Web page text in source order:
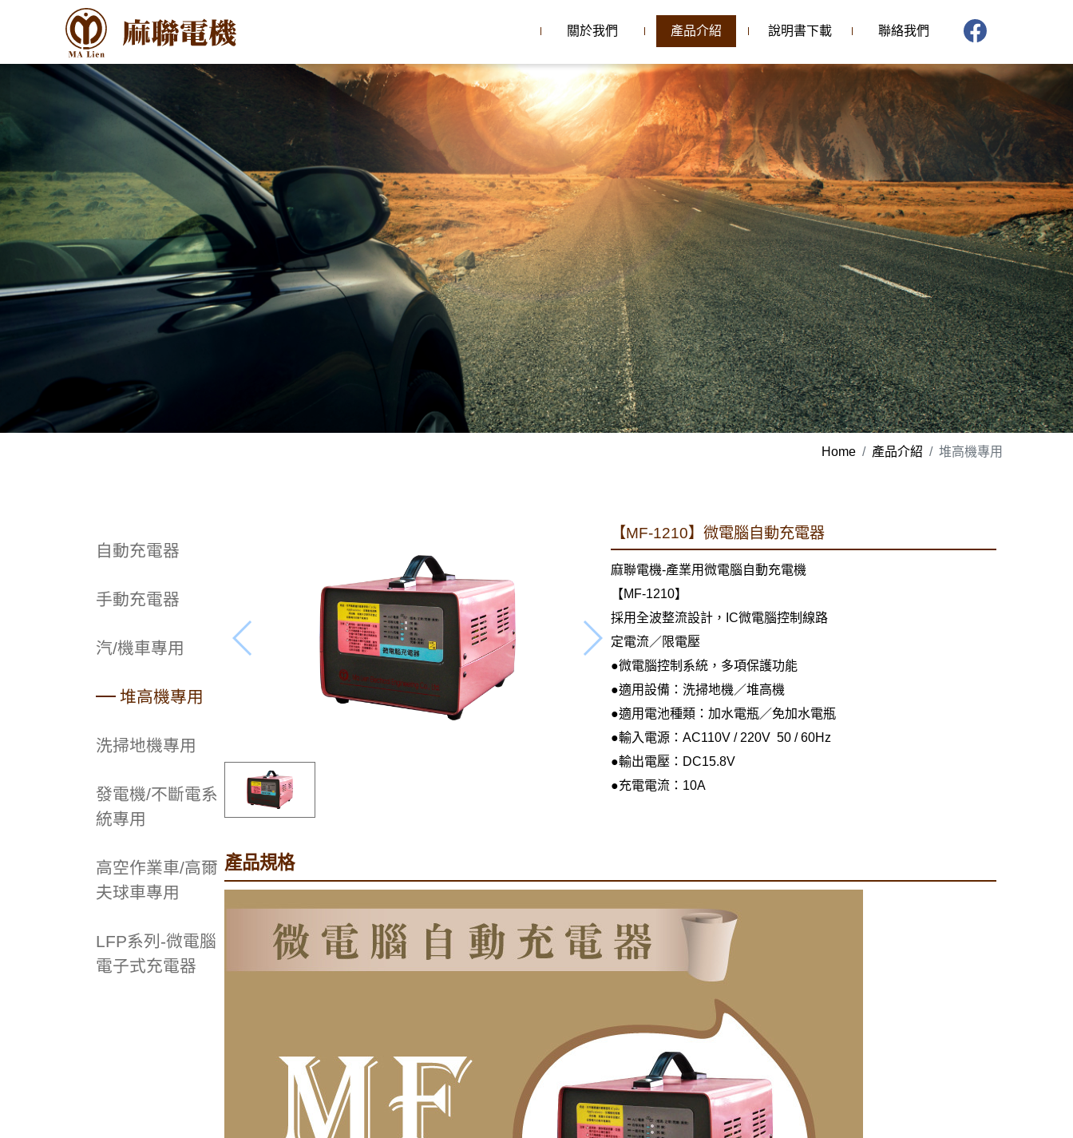
關於我們 產品介紹 說明書下載 聯絡我們
Home 產品介紹 堆高機專用
自動充電器
手動充電器
汽/機車專用
堆高機專用
洗掃地機專用
發電機/不斷電系
統專用
高空作業車/高爾
夫球車專用
LFP系列-微電腦
電子式充電器
【MF-1210】微電腦自動充電器
麻聯電機-產業用微電腦自動充電機
【MF-1210】
採用全波整流設計，IC微電腦控制線路
定電流／限電壓
●微電腦控制系統，多項保護功能
●適用設備：洗掃地機／堆高機
●適用電池種類：加水電瓶／免加水電瓶
●輸入電源：AC110V / 220V 50 / 60Hz
●輸出電壓：DC15.8V
●充電電流：10A
產品規格